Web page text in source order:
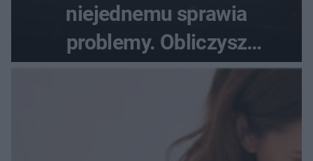
niejednemu sprawia
problemy. Obliczysz
poprawnie, ile to jest